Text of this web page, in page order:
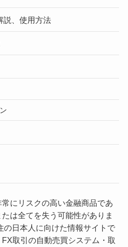
説、使用方法
にリスクの高い金融商品であ
は全てを失う可能性がありま
の日本人に向けた情報サイトで
取引の自動売買システム・取